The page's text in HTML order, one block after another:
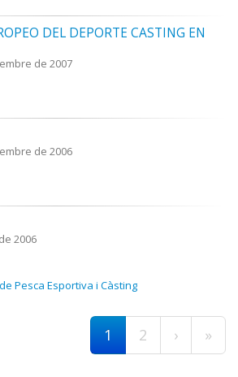
DEL DEPORTE CASTING EN
de 2007
de 2006
2006
Pesca Esportiva i Càsting
1 2 › »